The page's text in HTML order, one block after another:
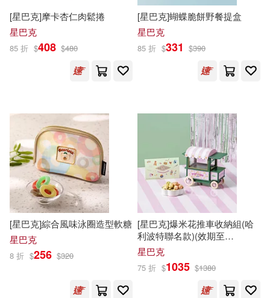
鄭家輝(2)
金波(2) 金波等著(2)
(瑞典) 費雷德里克·巴克曼(1)
(美)塞林格(1)
Axel Scheffler (ILT)(1)
Beatrix(1) Bernadette(1)
接力出版社(3) 新星出版社(3)
江蘇鳳凰文藝出版社(3)
派拉蒙(3) 浙江教育出版社(3)
浙江文藝出版社(3)
湖北少年兒童出版社(3)
[星巴克]摩卡杏仁肉鬆捲
星巴克
85 折 $408 $480
[星巴克]蝴蝶脆餅野餐提盒
星巴克
85 折 $331 $390
[星巴克]綜合風味泳圈造型軟糖
星巴克
8 折 $256 $320
[星巴克]爆米花推車收納組(哈
利波特聯名款)(效期至
2026/11/4)
星巴克
75 折 $1035 $1380